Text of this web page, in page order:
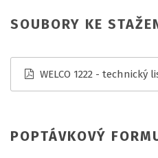
SOUBORY KE
WELCO 1222 - technický
POPTÁVKOVÝ